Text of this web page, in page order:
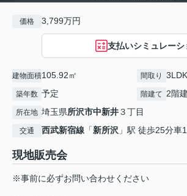
価格 3,799万円
支払いシミュレーシ
建物面積105.92㎡ 間取り 3LDK
築年数 予定 階建て 2階建
所在地 埼玉県所沢市中新井３丁目
交通 西武新宿線 「新所沢 」駅 徒歩25分車
現地販売会
※事前に必ずお問い合わせください